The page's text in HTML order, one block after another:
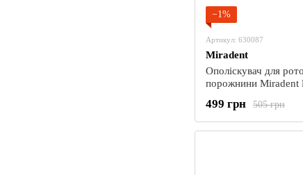
−1%
Артикул: 630087
Miradent
Ополіскувач для
порожнини Miradent
505 грн
499 грн